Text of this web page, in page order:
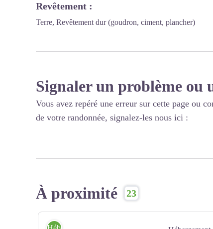
Revêtement :
Terre, Revêtement dur (goudron, ciment, plancher)
Signaler un problème ou
Vous avez repéré une erreur sur cette page ou
de votre randonnée, signalez-les nous ici :
À proximité 23